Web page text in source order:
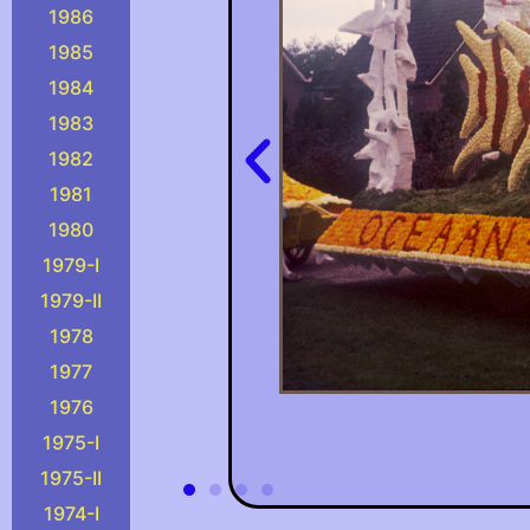
1986
1985
1984
1983
1982
1981
1980
1979-I
1979-II
1978
1977
1976
1975-I
1975-II
1974-I